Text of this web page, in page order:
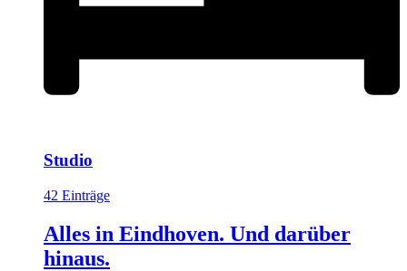
Studio
42 Einträge
Alles in Eindhoven. Und darüber
hinaus.